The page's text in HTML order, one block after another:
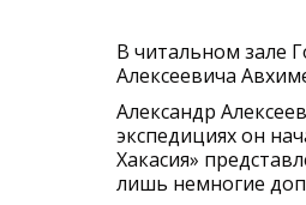
В читальном зале
Алексеевича
Александр
экспедициях он
Хакасия»
лишь немногие